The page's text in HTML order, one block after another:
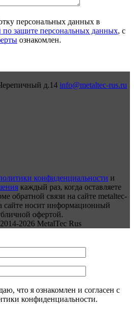
персональных данных в
защите персональных данных, с
ознакомлен.
д.14 info@metaltec-rus.ru
конфиденциальности и
каждый раз, когда оставляете
обратной связи на сайте metaltec-
сайте носит информационный
офертой.
2026 MetalTec Rus
что я ознакомлен и согласен с
конфиденциальности.